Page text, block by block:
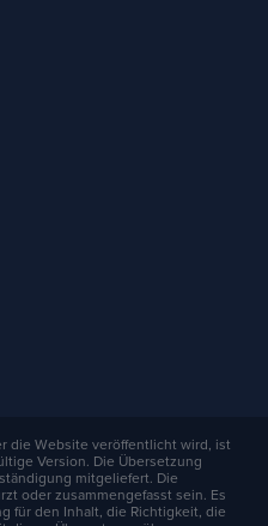
die Website veröffentlicht wird, ist
Version. Die Übersetzung
mitgeliefert. Die
oder zusammengefasst sein. Es
für den Inhalt, die Richtigkeit, die